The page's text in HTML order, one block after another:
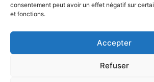
consentement peut avoir un effet négatif sur
et fonctions.
Accepter
Refuser
L’Équipe Belge de MMA Éblouit à
11 août 2023